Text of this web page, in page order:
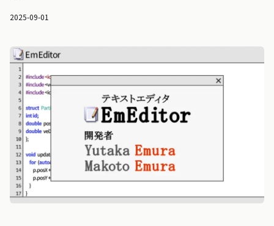
2025-09-01